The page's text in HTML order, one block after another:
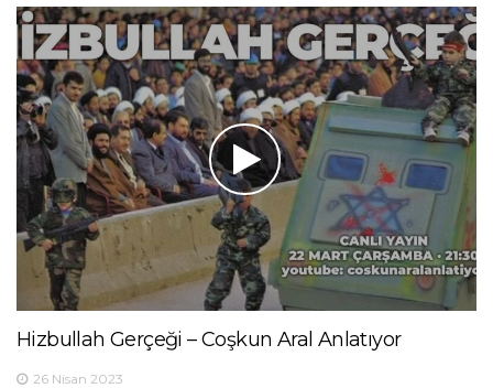
Hizbullah Gerçeği – Coşkun Aral Anlatıyor
26 Nisan 2023